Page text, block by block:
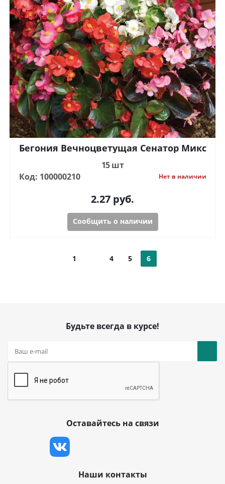
Бегония Вечноцветущая Сенатор Микс
15 шт
Код: 100000210
Нет в наличии
2.27 руб.
Сообщить о наличии
1 4 5 6
Будьте всегда в курсе!
Оставайтесь на связи
Наши контакты